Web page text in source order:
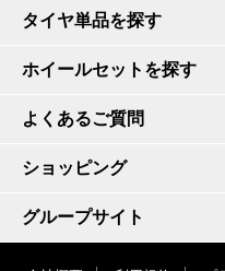
タイヤ単品を探す
ホイールセットを探す
よくあるご質問
ショッピング
グループサイト